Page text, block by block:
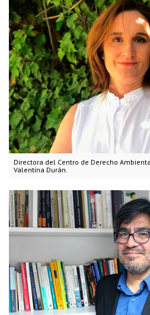
Directora del Centro de Derecho
Valentina Durán.